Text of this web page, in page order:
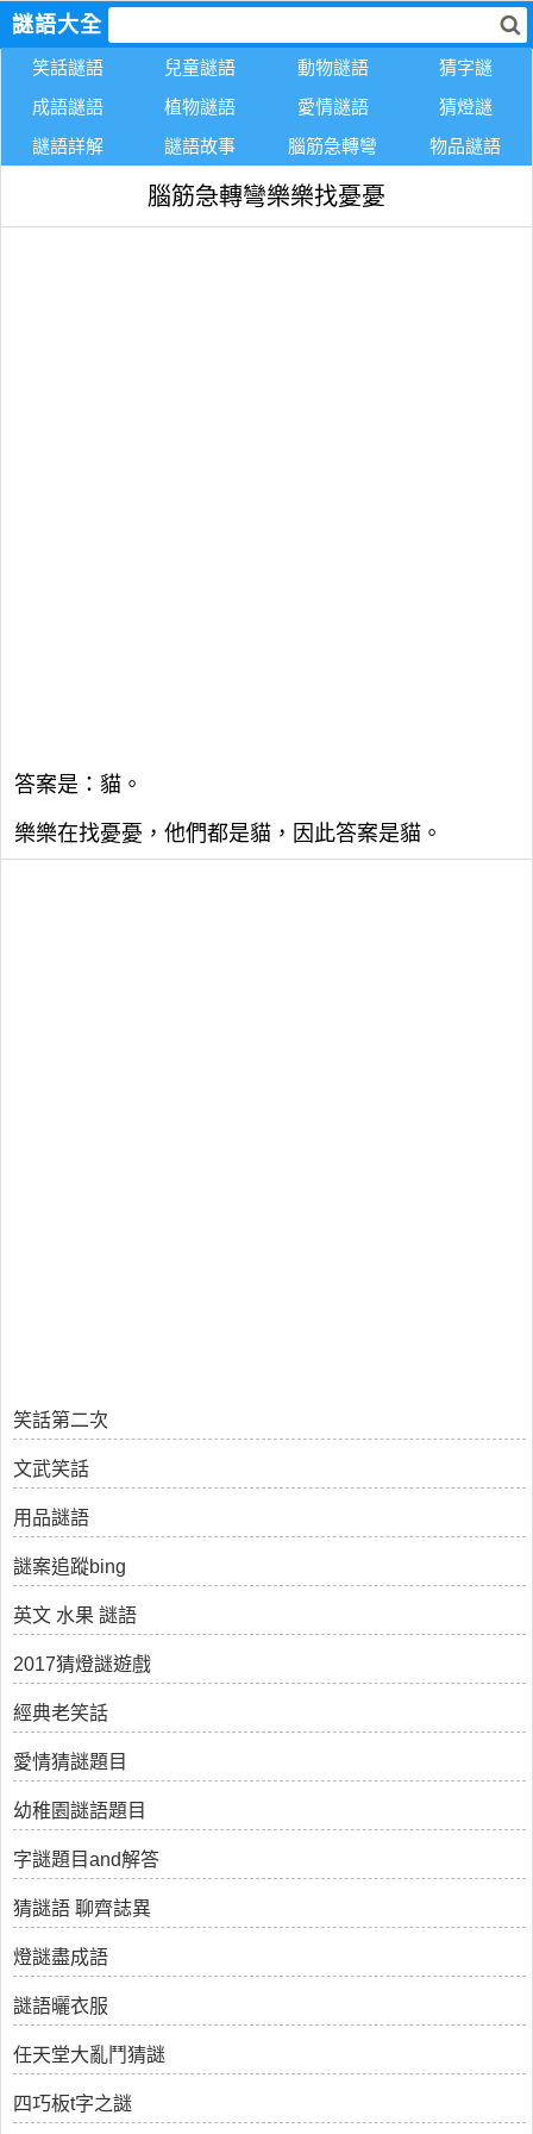
謎語大全
笑話謎語 兒童謎語 動物謎語
猜字謎
成語謎語
植物謎語 愛情謎語
猜燈謎
謎語詳解
謎語故事 腦筋急轉彎 物品謎語
腦筋急轉彎樂樂找憂憂
答案是：貓。
樂樂在找憂憂，他們都是貓，因此答案是貓。
笑話第二次
文武笑話
用品謎語
謎案追蹤bing
英文 水果 謎語
2017猜燈謎遊戲
經典老笑話
愛情猜謎題目
幼稚園謎語題目
字謎題目and解答
猜謎語 聊齊誌異
燈謎盡成語
謎語曬衣服
任天堂大亂鬥猜謎
四巧板t字之謎